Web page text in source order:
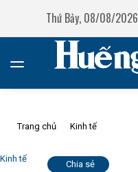
Thứ Bảy, 08/08/2026
Trang chủ Kinh tế
Kinh tế
Chia sẻ